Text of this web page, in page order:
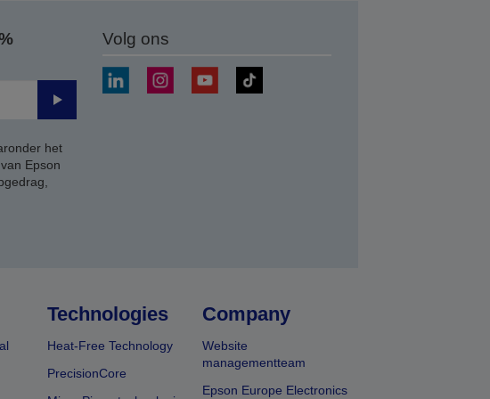
Verzenden
het
Epson
Volg ons
Technologies
Heat-Free Technology
PrecisionCore
Company
Website
managementteam
Epson Europe Electronics